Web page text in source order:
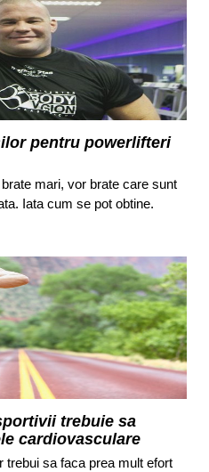
pentru powerlifteri
mari, vor brate care sunt
Iata cum se pot obtine.
sa
cardiovasculare
trebui sa faca prea mult efort